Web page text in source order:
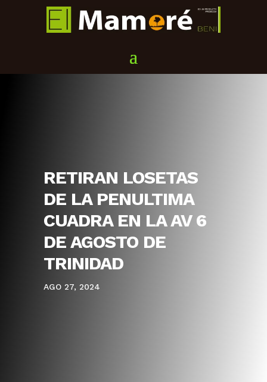
RETIRAN LOSETAS
DE LA PENULTIMA
CUADRA EN LA AV 6
DE AGOSTO DE
TRINIDAD
AGO 27, 2024